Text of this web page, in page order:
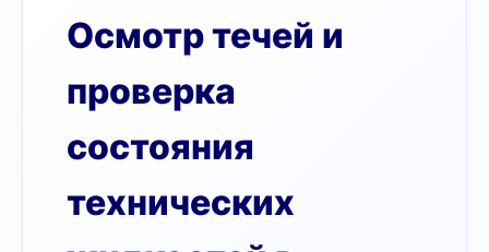
Осмотр течей и
проверка
состояния
технических